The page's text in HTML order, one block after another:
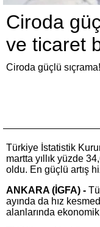
Ciroda
ve ticaret
Ciroda güçlü
Türkiye İstatistik
martta yıllık yüzde
oldu. En güçlü artış
ANKARA (İGFA) -
ayında da hız
alanlarında